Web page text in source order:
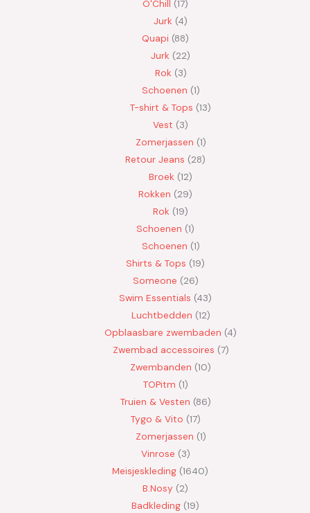
O'Chill
17
Jurk 4
Quapi 88
Jurk 22
Rok 3
Schoenen 1
T-shirt & Tops 13
Vest
3
Zomerjassen 1
Retour Jeans
28
Broek 12
Rokken
29
Rok 19
Schoenen 1
Schoenen 1
Shirts & Tops 19
Someone 26
Swim Essentials 43
Luchtbedden 12
Opblaasbare zwembaden 4
Zwembad accessoires 7
Zwembanden 10
TOPitm 1
Truien & Vesten 86
Tygo & Vito 17
Zomerjassen 1
Vinrose 3
Meisjeskleding 1640
B.Nosy
2
Badkleding 19